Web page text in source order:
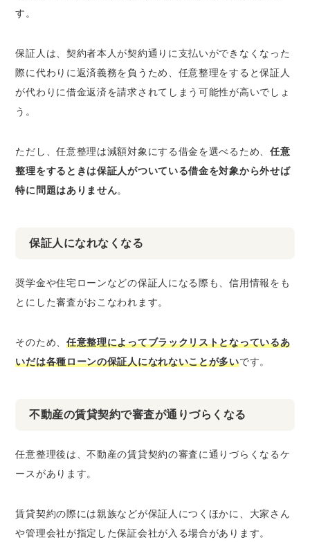
す。
保証人は、契約者本人が契約通りに支払いができなくなった
際に代わりに返済義務を負うため、任意整理をすると保証人
が代わりに借金返済を請求されてしまう可能性が高いでしょ
う。
ただし、任意整理は減額対象にする借金を選べるため、 任意
整理をするときは保証人がついている借金を対象から外せば
特に問題はありません。
保証人になれなくなる
奨学金や住宅ローンなどの保証人になる際も、信用情報をも
とにした審査がおこなわれます。
そのため、 任意整理によってブラックリストとなっているあ
いだは各種ローンの保証人になれないことが多いです。
不動産の賃貸契約で審査が通りづらくなる
任意整理後は、不動産の賃貸契約の審査に通りづらくなるケ
ースがあります。
賃貸契約の際には親族などが保証人につくほかに、大家さん
や管理会社が指定した保証会社が入る場合があります。